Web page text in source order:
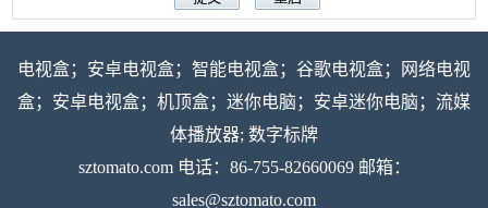
电视盒；安卓电视盒；智能电视盒；谷歌电视盒；网络电视
盒；安卓电视盒；机顶盒；迷你电脑；安卓迷你电脑；流媒
体播放器; 数字标牌
sztomato.com电话：86-755-82660069 邮箱：
sales@sztomato.com